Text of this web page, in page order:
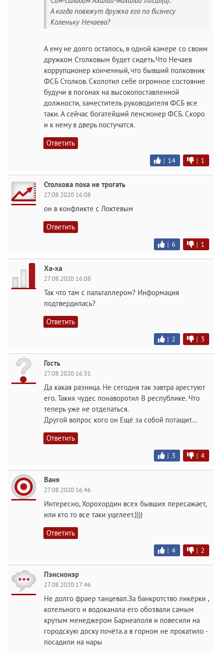
А когда повяжут дружка его по бизнесу
Коленьку Нечаева?
А ему не долго осталось, в одной камере со своим
дружком Столковым будет сидеть.Что Нечаев
коррупционер конченный, что бывший полковник
ФСБ Столков. Сколотил себе огромное состояние
будучи в погонах на высокопоставленной
должности, заместитель руководителя ФСБ все
таки. А сейчас богатейший пенсионер ФСБ. Скоро
и к нему в дверь постучатся.
Ответить
| 14 | 1
Столкова пока не трогать
27.08.2020 16:08
он в конфликте с Локтевым
Ответить
| 6 | 1
Ха-ха
27.08.2020 16:08
Так что там с пальталлером? Информация
подтвердилась?
Ответить
| 2 | 3
Гость
27.08.2020 16:31
Да какая разница. Не сегодня так завтра арестуют
его. Таких чудес понаворотил В республике. Что
теперь уже не отделаться.
Другой вопрос кого он Ещё за собой потащит...
Ответить
| 3 | 4
Ваня
27.08.2020 16:46
Интересно, Хорохордин всех бывших пересажает,
или кто то все таки уцелеет.))))
Ответить
| 4 | 2
Пэнсионэр
27.08.2020 17:46
Не долго фраер танцевал.За банкротство ликёрки ,
котельного и водоканала его обозвали самым
крутым менеджером Барнеаполя и повесили на
городскую доску почёта.а в горном не прокатило -
посадили на нары